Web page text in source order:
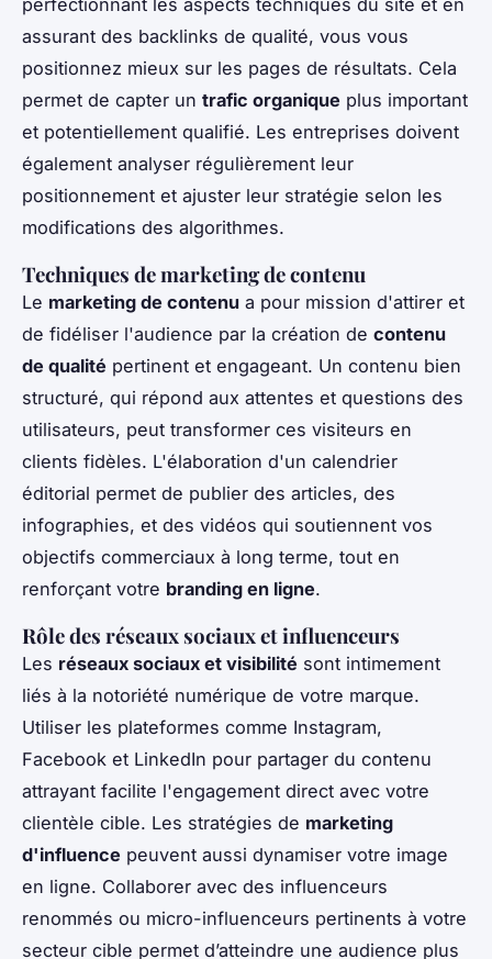
assurant des backlinks de qualité, vous vous
positionnez mieux sur les pages de résultats. Cela
permet de capter un trafic organique plus important
et potentiellement qualifié. Les entreprises doivent
également analyser régulièrement leur
positionnement et ajuster leur stratégie selon les
modifications des algorithmes.
Techniques de marketing de contenu
Le marketing de contenu a pour mission d'attirer et
de fidéliser l'audience par la création de contenu
de qualité pertinent et engageant. Un contenu bien
structuré, qui répond aux attentes et questions des
utilisateurs, peut transformer ces visiteurs en
clients fidèles. L'élaboration d'un calendrier
éditorial permet de publier des articles, des
infographies, et des vidéos qui soutiennent vos
objectifs commerciaux à long terme, tout en
renforçant votre branding en ligne.
Rôle des réseaux sociaux et influenceurs
Les réseaux sociaux et visibilité sont intimement
liés à la notoriété numérique de votre marque.
Utiliser les plateformes comme Instagram,
Facebook et LinkedIn pour partager du contenu
attrayant facilite l'engagement direct avec votre
clientèle cible. Les stratégies de marketing
d'influence peuvent aussi dynamiser votre image
en ligne. Collaborer avec des influenceurs
renommés ou micro-influenceurs pertinents à votre
secteur cible permet d’atteindre une audience plus